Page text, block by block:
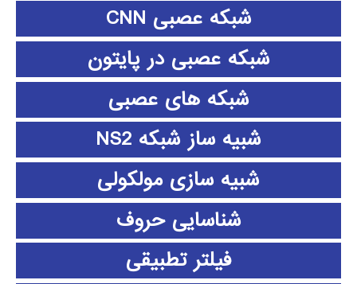
شبکه عصبی CNN
شبکه عصبی در پایتون
شبکه های عصبی
شبیه ساز شبکه NS2
شبیه سازی مولکولی
شناسایی حروف
فیلتر تطبیقی